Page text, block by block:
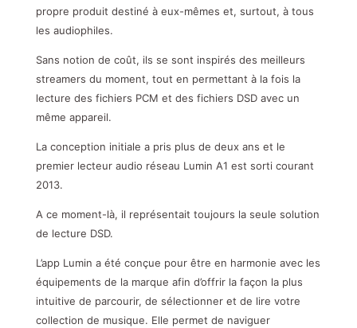
propre produit destiné à eux-mêmes et, surtout, à tous
les audiophiles.
Sans notion de coût, ils se sont inspirés des meilleurs
streamers du moment, tout en permettant à la fois la
lecture des fichiers PCM et des fichiers DSD avec un
même appareil.
La conception initiale a pris plus de deux ans et le
premier lecteur audio réseau Lumin A1 est sorti courant
2013.
A ce moment-là, il représentait toujours la seule solution
de lecture DSD.
L’app Lumin a été conçue pour être en harmonie avec les
équipements de la marque afin d’offrir la façon la plus
intuitive de parcourir, de sélectionner et de lire votre
collection de musique. Elle permet de naviguer